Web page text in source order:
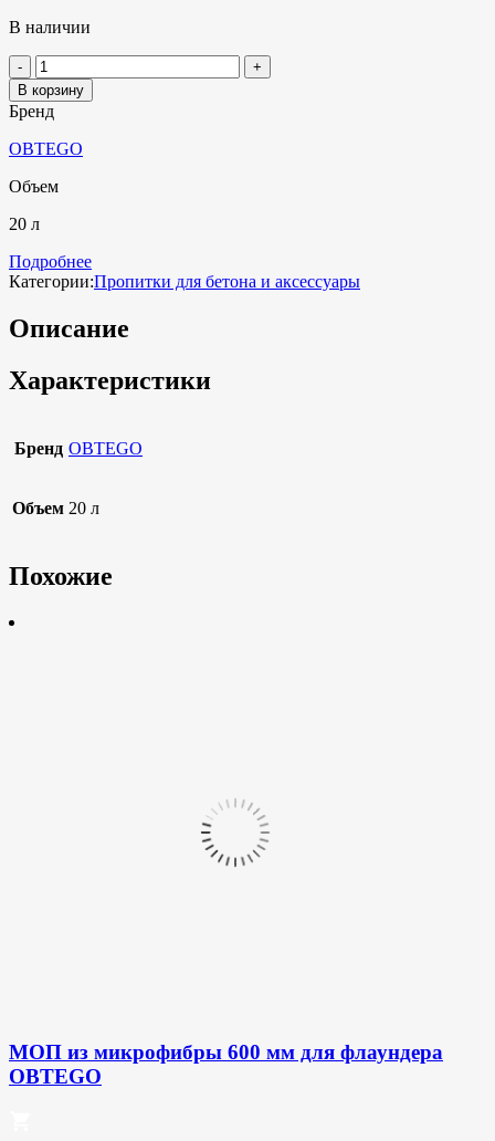
В наличии
В корзину
Бренд
OBTEGO
Объем
20 л
Подробнее
Категории:Пропитки для бетона и аксессуары
Описание
Характеристики
Бренд OBTEGO
Объем 20 л
Похожие
МОП из микрофибры 600 мм для флаундера
OBTEGO